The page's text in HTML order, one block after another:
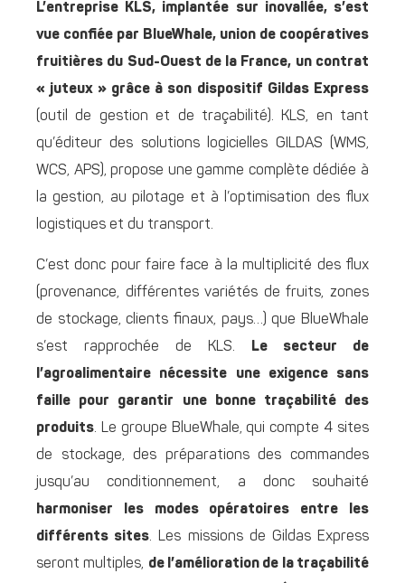
L’entreprise KLS, implantée sur inovallée, s’est
vue confiée par BlueWhale, union de coopératives
fruitières du Sud-Ouest de la France, un contrat
« juteux » grâce à son dispositif Gildas Express
(outil de gestion et de traçabilité). KLS, en tant
qu’éditeur des solutions logicielles GILDAS (WMS,
WCS, APS), propose une gamme complète dédiée à
la gestion, au pilotage et à l’optimisation des flux
logistiques et du transport.
C’est donc pour faire face à la multiplicité des flux
(provenance, différentes variétés de fruits, zones
de stockage, clients finaux, pays…) que BlueWhale
s’est rapprochée de KLS.
Le secteur de
l’agroalimentaire nécessite une exigence sans
faille pour garantir une bonne traçabilité des
produits. Le groupe BlueWhale, qui compte 4 sites
de stockage, des préparations des commandes
jusqu’au conditionnement, a donc souhaité
harmoniser les modes opératoires entre les
différents sites. Les missions de Gildas Express
seront multiples, de l’amélioration de la traçabilité